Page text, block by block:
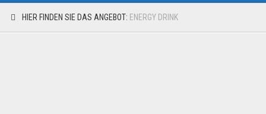
HIER FINDEN SIE DAS ANGEBOT: ENERGY DRINK